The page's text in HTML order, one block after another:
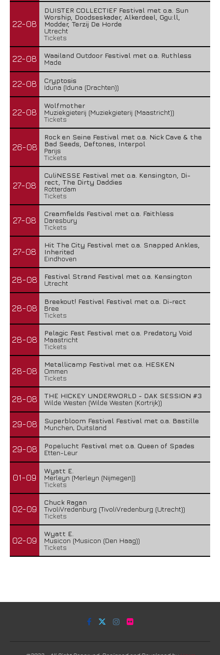
22-08
DUISTER COLLECTIEF Festival met o.a. Sun
Worship, Doodseskader, Alkerdeel, Ggu:ll,
Modder, Terzij De Horde
Utrecht
Tickets
22-08
Waailand Outdoor Festival met o.a. Ruthless
Made
22-08
Cryptosis
Iduna (Iduna (Drachten))
22-08
Wolfmother
Muziekgieterij (Muziekgieterij (Maastricht))
Tickets
26-08
Rock en Seine Festival met o.a. Nick Cave & the
Bad Seeds, Deftones, Interpol
Parijs
Tickets
27-08
CuliNESSE Festival met o.a. Kensington, Di-
rect, The Dirty Daddies
Rotterdam
Tickets
27-08
Creamfields Festival met o.a. Faithless
Daresbury
Tickets
27-08
Hit The City Festival met o.a. Snapped Ankles,
Inherited
Eindhoven
28-08
Festival Strand Festival met o.a. Kensington
Utrecht
28-08
Breekout! Festival Festival met o.a. Di-rect
Bree
Tickets
28-08
Pelagic Fest Festival met o.a. Predatory Void
Maastricht
Tickets
28-08
Metallicamp Festival met o.a. HESKEN
Ommen
Tickets
28-08
THE HICKEY UNDERWORLD - DAK SESSION #3
Wilde Westen (Wilde Westen (Kortrijk))
29-08
Superbloom Festival Festival met o.a. Bastille
Munchen, Duitsland
29-08
Popelucht Festival met o.a. Queen of Spades
Etten-Leur
01-09
Wyatt E.
Merleyn (Merleyn (Nijmegen))
Tickets
02-09
Chuck Ragan
TivoliVredenburg (TivoliVredenburg (Utrecht))
Tickets
02-09
Wyatt E.
Musicon (Musicon (Den Haag))
Tickets